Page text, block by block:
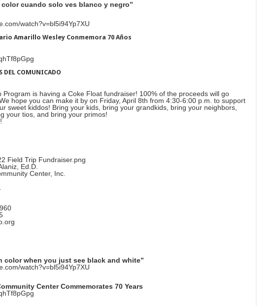
cuando solo ves blanco y negro”
watch?v=bl5i94Yp7XU
Amarillo Wesley Conmemora 70 Años
DEL COMUNICADO
Program is having a Coke Float fundraiser! 100% of the proceeds will go
hope you can make it by on Friday, April 8th from 4:30-6:00 p.m. to support
sweet kiddos! Bring your kids, bring your grandkids, bring your neighbors,
your tios, and bring your primos!
Field Trip Fundraiser.png
Ed.D.
Center, Inc.
color when you just see black and white”
watch?v=bl5i94Yp7XU
Center Commemorates 70 Years